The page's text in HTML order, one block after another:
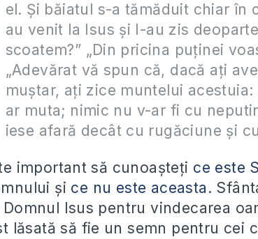
el. Şi băiatul s-a tămăduit chiar în
au venit la Isus şi I-au zis
scoatem?” „Din pricina puţinei
„Adevărat vă spun că, dacă aţi
muştar, aţi zice muntelui
ar muta; nimic nu v-ar fi cu
iese afară decât cu rugăciune şi
important să cunoașteți ce este
și ce nu este aceasta .
Domnul Isus pentru vindecarea
lăsată să fie un semn pentru cei